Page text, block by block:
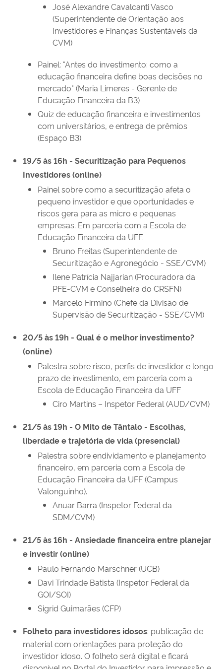
José Alexandre Cavalcanti Vasco
(Superintendente de Orientação aos
Investidores e Finanças Sustentáveis da
CVM)
Painel: "Antes do investimento: como a
educação financeira define boas decisões no
mercado" (Maria Limeres - Gerente de
Educação Financeira da B3)
Quiz de educação financeira e investimentos
com universitários, e entrega de prêmios
(Espaço B3)
19/5 às 16h - Securitização para Pequenos
Investidores (online)
Painel sobre como a securitização afeta o
pequeno investidor e que oportunidades e
riscos gera para as micro e pequenas
empresas. Em parceria com a Escola de
Educação Financeira da UFF.
Bruno Freitas (Superintendente de
Securitização e Agronegócio - SSE/CVM)
Ilene Patrícia Najjarian (Procuradora da
PFE-CVM e Conselheira do CRSFN)
Marcelo Firmino (Chefe da Divisão de
Supervisão de Securitização - SSE/CVM)
20/5 às 19h - Qual é o melhor investimento?
(online)
Palestra sobre risco, perfis de investidor e longo
prazo de investimento, em parceria com a
Escola de Educação Financeira da UFF
Ciro Martins – Inspetor Federal (AUD/CVM)
21/5 às 19h - O Mito de Tântalo - Escolhas,
liberdade e trajetória de vida (presencial)
Palestra sobre endividamento e planejamento
financeiro, em parceria com a Escola de
Educação Financeira da UFF (Campus
Valonguinho).
Anuar Barra (Inspetor Federal da
SDM/CVM)
21/5 às 16h - Ansiedade financeira entre planejar
e investir (online)
Paulo Fernando Marschner (UCB)
Davi Trindade Batista (Inspetor Federal da
GOI/SOI)
Sigrid Guimarães (CFP)
Folheto para investidores idosos: publicação de
material com orientações para proteção do
investidor idoso. O folheto será digital e ficará